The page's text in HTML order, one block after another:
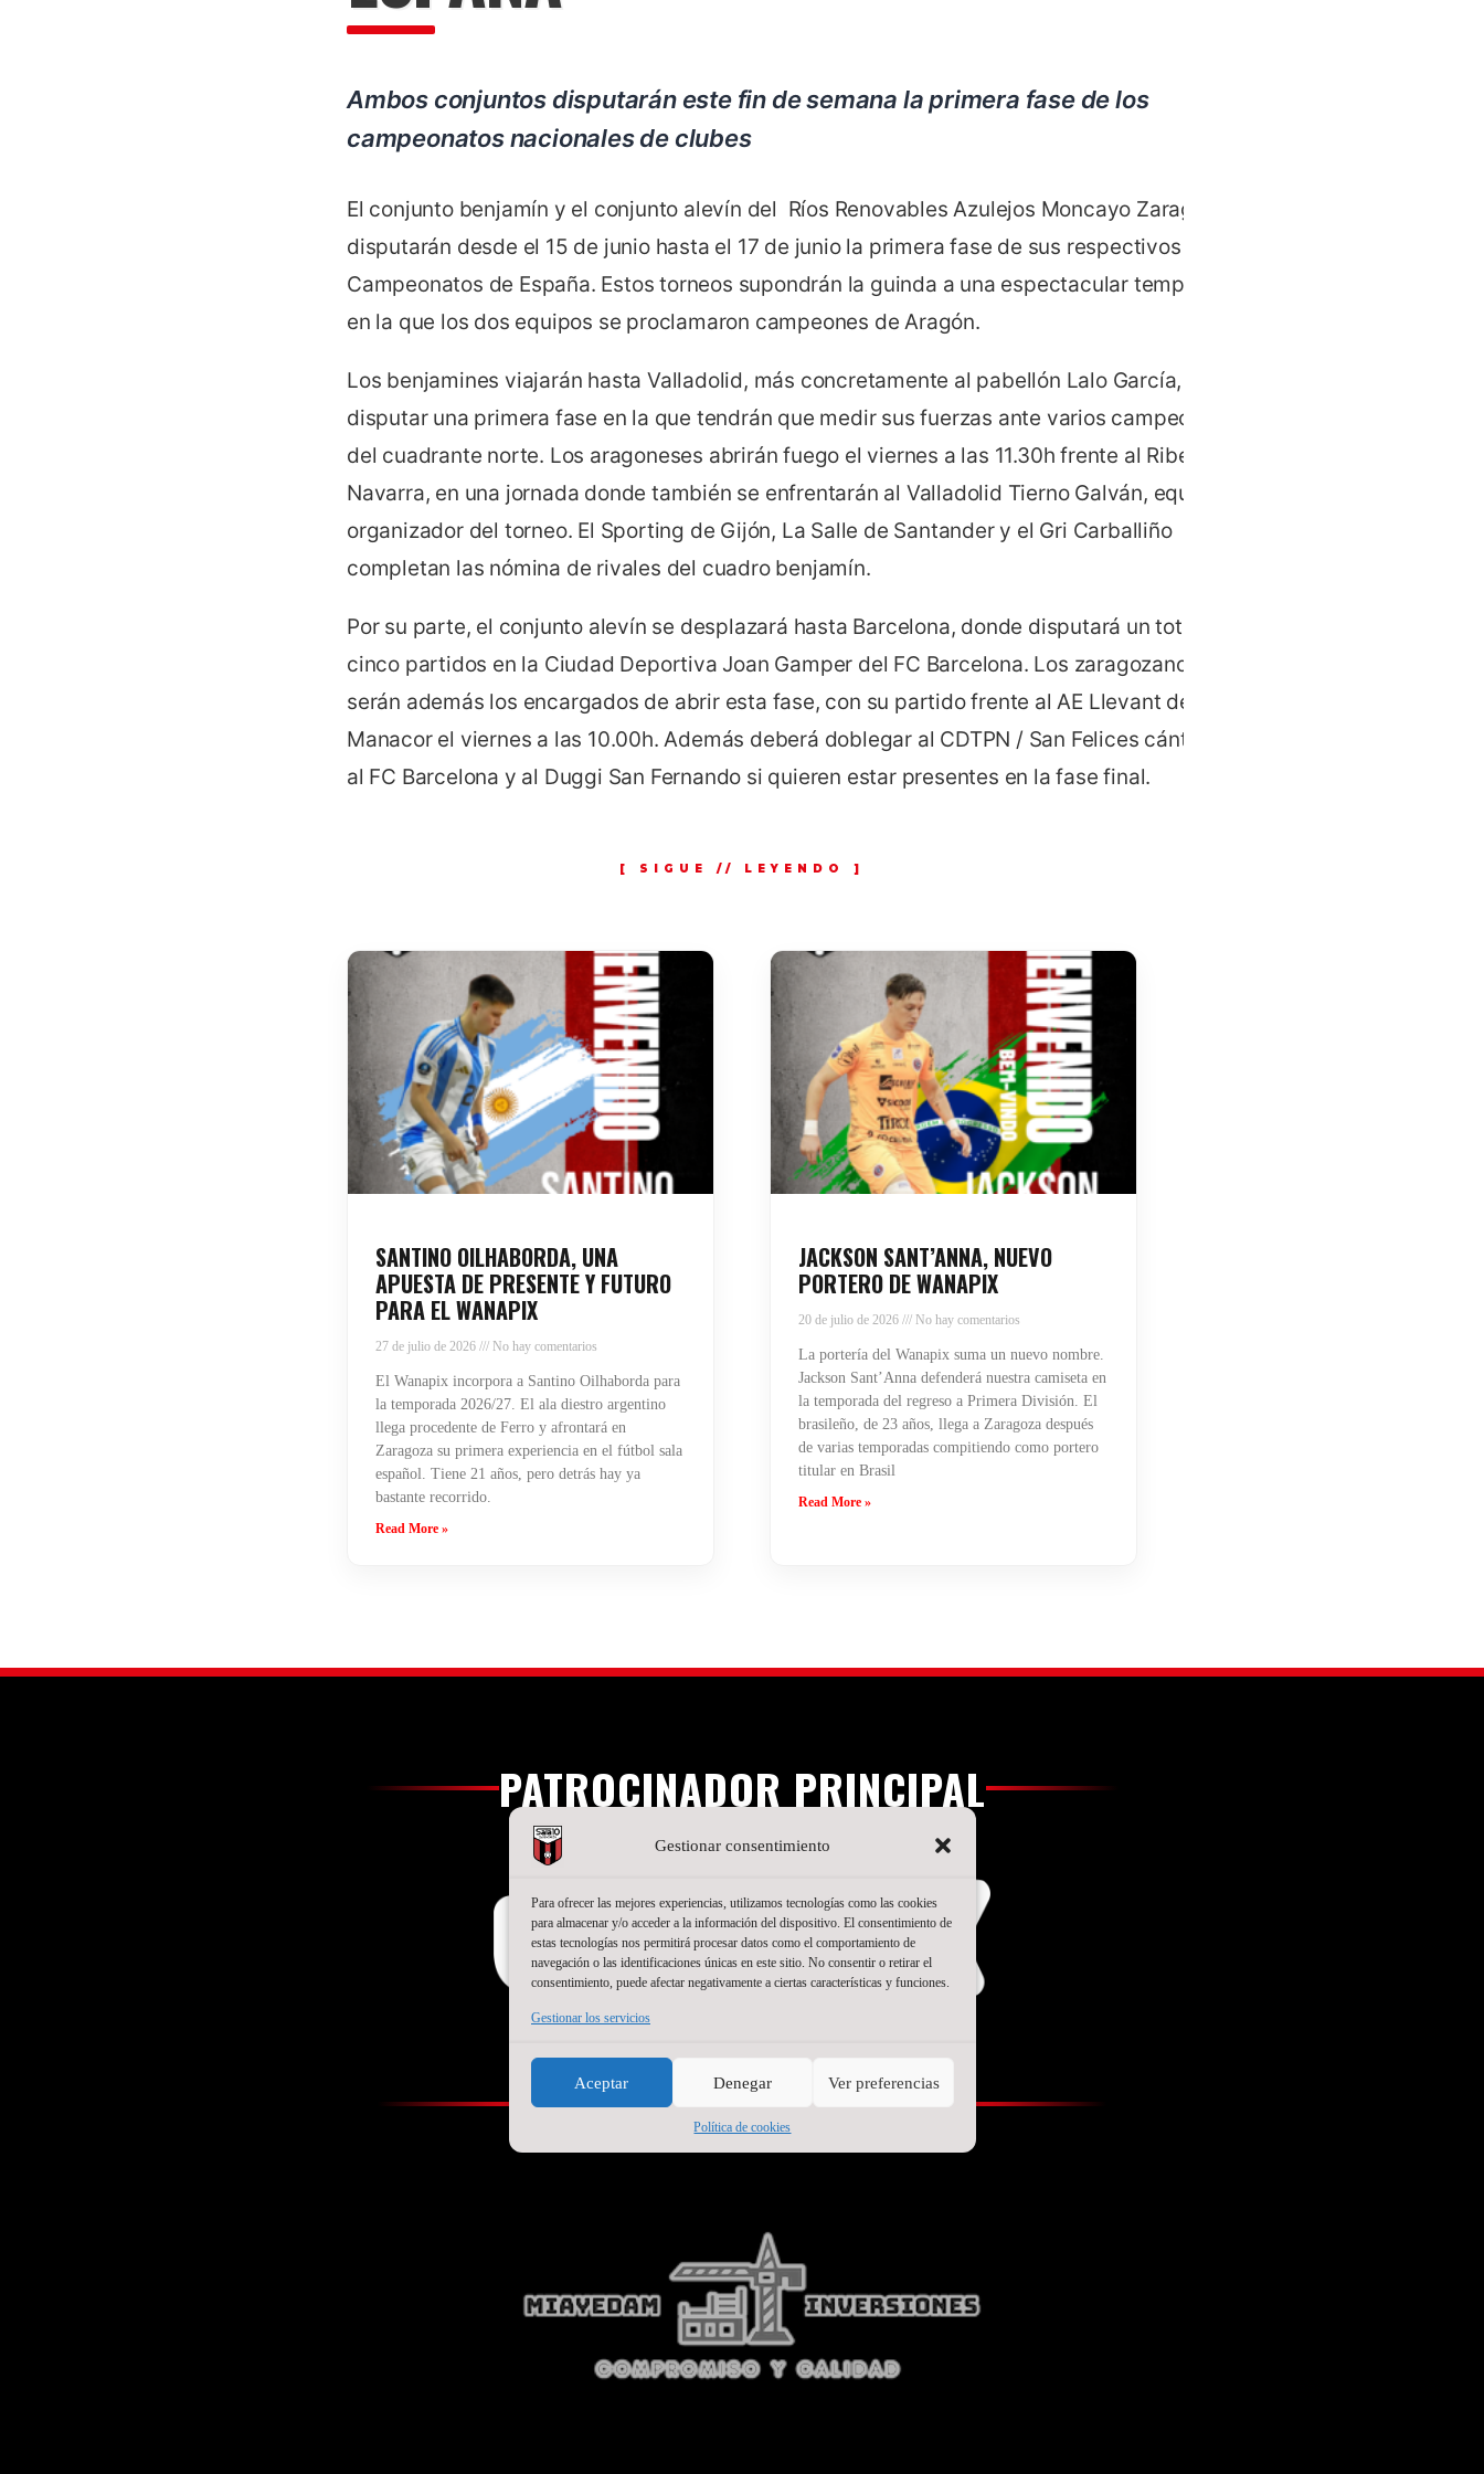
Gestionar consentimiento
Para ofrecer las mejores experiencias, utilizamos tecnologías como las cookies
para almacenar y/o acceder a la información del dispositivo. El consentimiento de
estas tecnologías nos permitirá procesar datos como el comportamiento de
navegación o las identificaciones únicas en este sitio. No consentir o retirar el
consentimiento, puede afectar negativamente a ciertas características y funciones.
Gestionar los servicios
Aceptar Denegar Ver preferencias
Política de cookies
Ambos conjuntos disputarán este fin de semana la primera fase de los
campeonatos nacionales de clubes
El conjunto benjamín y el conjunto alevín del Ríos Renovables Azulejos Moncayo Zaragoza
disputarán desde el 15 de junio hasta el 17 de junio la primera fase de sus respectivos
Campeonatos de España. Estos torneos supondrán la guinda a una espectacular temporada
en la que los dos equipos se proclamaron campeones de Aragón.
Los benjamines viajarán hasta Valladolid, más concretamente al pabellón Lalo García, para
disputar una primera fase en la que tendrán que medir sus fuerzas ante varios campeones
del cuadrante norte. Los aragoneses abrirán fuego el viernes a las 11.30h frente al Ribera
Navarra, en una jornada donde también se enfrentarán al Valladolid Tierno Galván, equipo
organizador del torneo. El Sporting de Gijón, La Salle de Santander y el Gri Carballiño
completan las nómina de rivales del cuadro benjamín.
Por su parte, el conjunto alevín se desplazará hasta Barcelona, donde disputará un total de
cinco partidos en la Ciudad Deportiva Joan Gamper del FC Barcelona. Los zaragozanos
serán además los encargados de abrir esta fase, con su partido frente al AE Llevant de
Manacor el viernes a las 10.00h. Además deberá doblegar al CDTPN / San Felices cántabro,
al FC Barcelona y al Duggi San Fernando si quieren estar presentes en la fase final.
SANTINO OILHABORDA, UNA
APUESTA DE PRESENTE Y FUTURO
PARA EL WANAPIX
27 de julio de 2026 No hay comentarios
El Wanapix incorpora a Santino Oilhaborda para
la temporada 2026/27. El ala diestro argentino
llega procedente de Ferro y afrontará en
Zaragoza su primera experiencia en el fútbol sala
español. Tiene 21 años, pero detrás hay ya
bastante recorrido.
Read More »
JACKSON SANT’ANNA, NUEVO
PORTERO DE WANAPIX
20 de julio de 2026 No hay comentarios
La portería del Wanapix suma un nuevo nombre.
Jackson Sant’Anna defenderá nuestra camiseta en
la temporada del regreso a Primera División. El
brasileño, de 23 años, llega a Zaragoza después
de varias temporadas compitiendo como portero
titular en Brasil
Read More »
PATROCINADOR PRINCIPAL
SEGUNDO PATROCINADOR